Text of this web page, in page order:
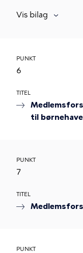
Vis bilag
PUNKT
6
TITEL
til børnehave
PUNKT
7
TITEL
PUNKT